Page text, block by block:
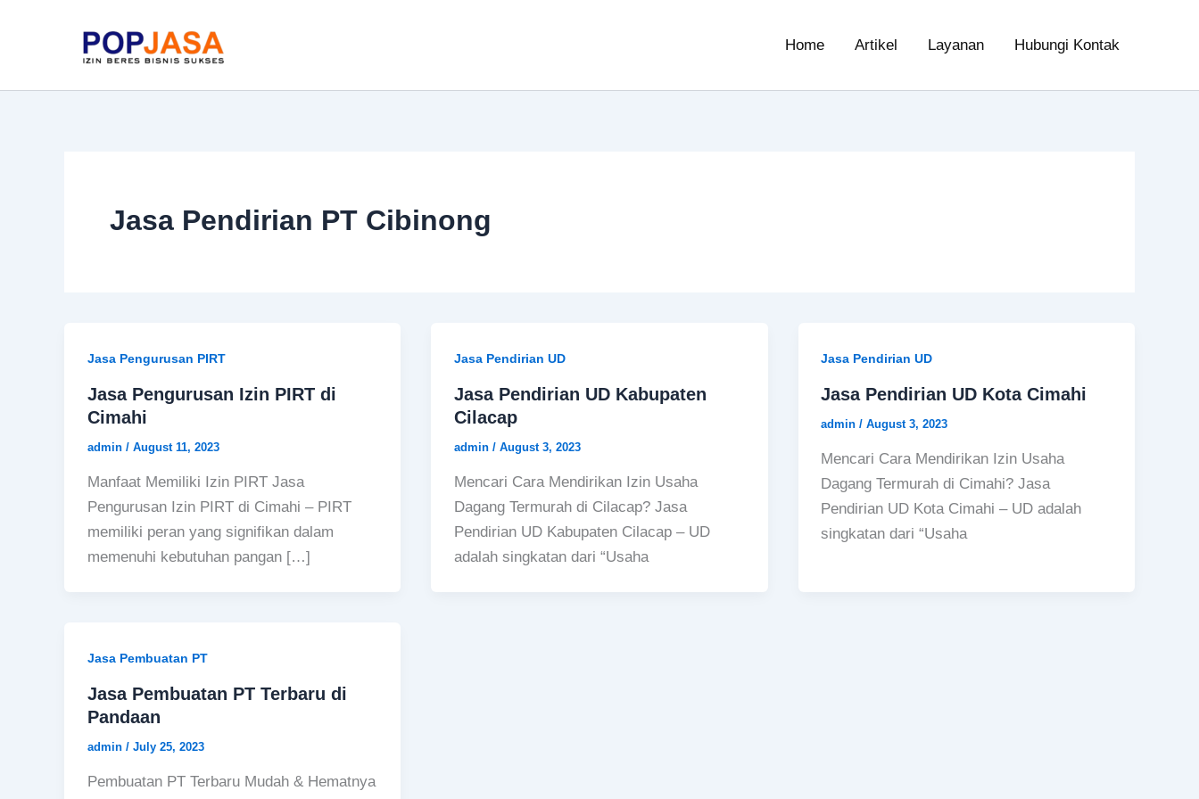
Home Artikel Layanan Hubungi Kontak
Jasa Pendirian PT Cibinong
Jasa Pengurusan PIRT
Jasa Pengurusan Izin PIRT di
Cimahi
admin / August 11, 2023
Manfaat Memiliki Izin PIRT Jasa
Pengurusan Izin PIRT di Cimahi – PIRT
memiliki peran yang signifikan dalam
memenuhi kebutuhan pangan […]
Jasa Pendirian UD
Jasa Pendirian UD Kabupaten
Cilacap
admin / August 3, 2023
Mencari Cara Mendirikan Izin Usaha
Dagang Termurah di Cilacap? Jasa
Pendirian UD Kabupaten Cilacap – UD
adalah singkatan dari “Usaha
Jasa Pendirian UD
Jasa Pendirian UD Kota Cimahi
admin/August 3, 2023
Mencari Cara Mendirikan Izin Usaha
Dagang Termurah di Cimahi? Jasa
Pendirian UD Kota Cimahi – UD adalah
singkatan dari “Usaha
Jasa Pembuatan PT
Jasa Pembuatan PT Terbaru di
Pandaan
admin / July 25, 2023
Pembuatan PT Terbaru Mudah & Hematnya